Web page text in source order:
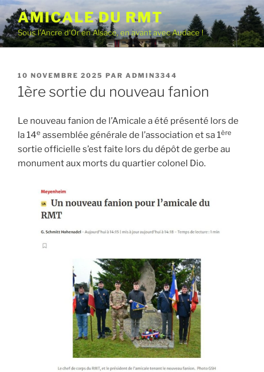
Aller
au
contenu
principal
AMICALE DU RMT
Sous l'Ancre d'Or en Alsace, en avant avec Audace !
PUBLIÉ
LE
10 NOVEMBRE 2025 PAR ADMIN3344
1ère sortie du nouveau fanion
Le nouveau fanion de l’Amicale a été présenté lors de
la 14e assemblée générale de l’association et sa 1ère
sortie officielle s’est faite lors du dépôt de gerbe au
monument aux morts du quartier colonel Dio.